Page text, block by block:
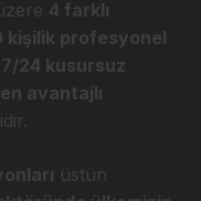
4 farklı
kişilik profesyonel
7/24 kusursuz
en avantajlı
üstün